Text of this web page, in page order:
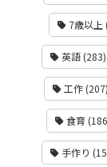
7歳以上
英語 (283)
工作 (207)
食育
手作り